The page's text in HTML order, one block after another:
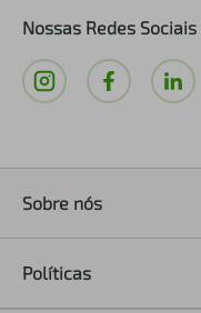
Nossas Redes Sociais
Sobre nós
Políticas